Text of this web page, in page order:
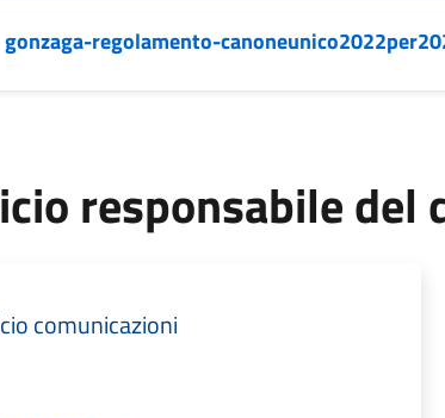
gonzaga-regolamento-
responsabile del
comunicazioni